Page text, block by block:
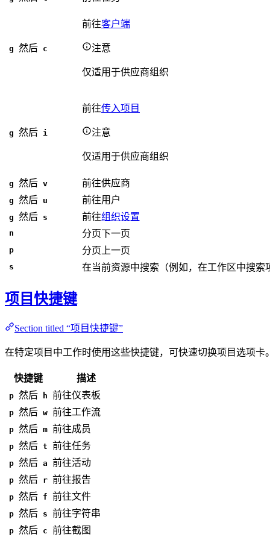
g 然后 c
前往客户端
注意
仅适用于供应商组织
g 然后 i
前往传入项目
注意
仅适用于供应商组织
g 然后 v 前往供应商
g 然后 u 前往用户
g 然后 s 前往组织设置
n 分页下一页
p 分页上一页
s 在当前资源中搜索（例如，在工作区中搜索
项目快捷键
Section titled “项目快捷键”
在特定项目中工作时使用这些快捷键，可快速切换项目选项卡
快捷键 描述
p 然后 h 前往仪表板
p 然后 w 前往工作流
p 然后 m 前往成员
p 然后 t 前往任务
p 然后 a 前往活动
p 然后 r 前往报告
p 然后 f 前往文件
p 然后 s 前往字符串
p 然后 c 前往截图